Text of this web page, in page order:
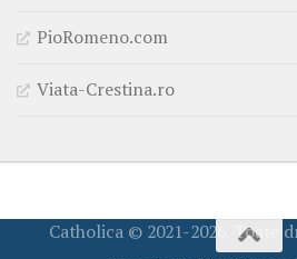
PioRomeno.com
Viata-Crestina.ro
Catholica © 2021-2026. Toate